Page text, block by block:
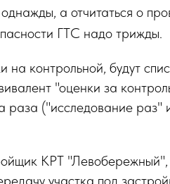
а отчитаться о
ГТС надо трижды.
на контрольной, будут
"оценки за
раза ("исследование раз"
КРТ "Левобережный",
участка под